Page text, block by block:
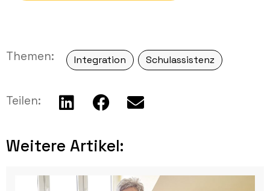
Themen: Integration Schulassistenz
Teilen:
Weitere Artikel:​